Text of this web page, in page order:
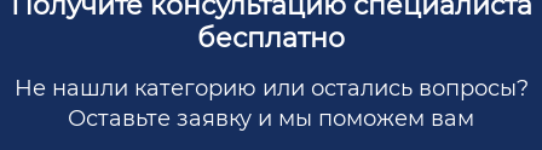
бесплатно
Не нашли категорию или остались вопросы?
Оставьте заявку и мы поможем вам